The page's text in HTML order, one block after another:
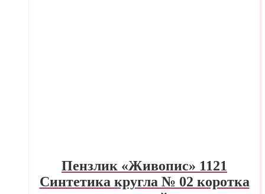
Пензлик «Живопис» 1121
Синтетика кругла № 02 коротка